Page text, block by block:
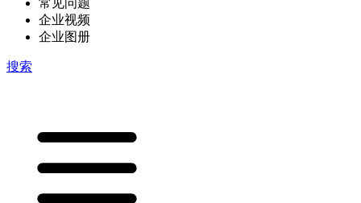
常见问题
企业视频
企业图册
搜索